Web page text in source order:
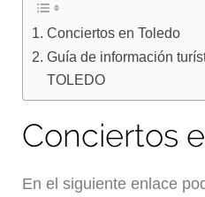
Conciertos en Toledo
Guía de información
TOLEDO
Conciertos
En el siguiente enlace